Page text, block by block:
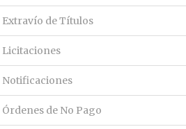
Extravío de Títulos
Licitaciones
Notificaciones
Órdenes de No Pago